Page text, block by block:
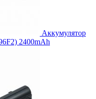
Аккумулятор
2400mAh